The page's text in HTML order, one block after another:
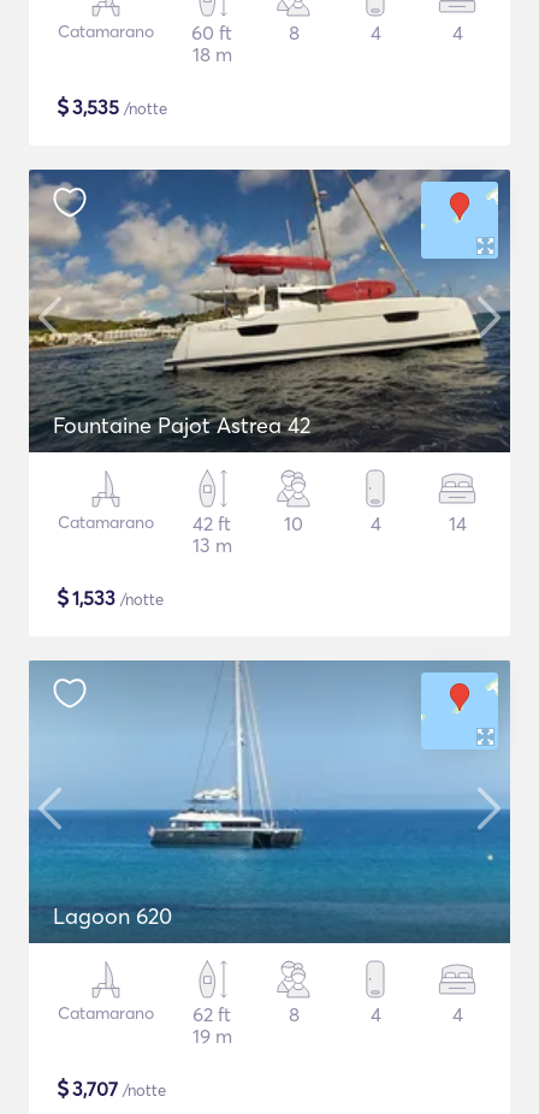
Catamarano
60 ft
18 m
8 4 4
$3,535 /notte
Fountaine Pajot Astrea 42
Catamarano
42 ft
13 m
10 4 14
$1,533 /notte
Lagoon 620
Catamarano
62 ft
19 m
8 4 4
$3,707 /notte